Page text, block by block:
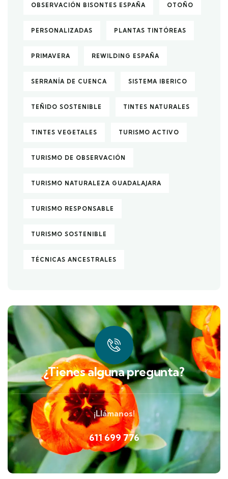
OBSERVACIÓN BISONTES ESPAÑA OTOÑO
PERSONALIZADAS PLANTAS TINTÓREAS
PRIMAVERA REWILDING ESPAÑA
SERRANÍA DE CUENCA SISTEMA IBERICO
TEÑIDO SOSTENIBLE TINTES NATURALES
TINTES VEGETALES TURISMO ACTIVO
TURISMO DE OBSERVACIÓN
TURISMO NATURALEZA GUADALAJARA
TURISMO RESPONSABLE
TURISMO SOSTENIBLE
TÉCNICAS ANCESTRALES
¿Tienes alguna pregunta?
¡Llámanos!
611 699 776